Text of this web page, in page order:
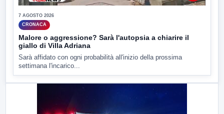
7 AGOSTO 2026
CRONACA
Malore o aggressione? Sarà l'autopsia a chiarire il
giallo di Villa Adriana
Sarà affidato con ogni probabilità all'inizio della prossima
settimana l'incarico...